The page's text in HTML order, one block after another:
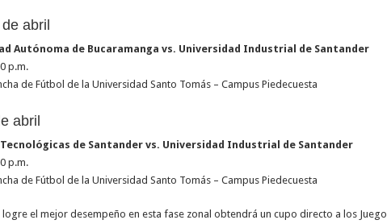
abril
Autónoma de Bucaramanga vs. Universidad Industrial de Santander
p.m.
de Fútbol de la Universidad Santo Tomás – Campus Piedecuesta
abril
de Santander vs. Universidad Industrial de Santander
p.m.
de Fútbol de la Universidad Santo Tomás – Campus Piedecuesta
logre el mejor desempeño en esta fase zonal obtendrá un cupo directo a los